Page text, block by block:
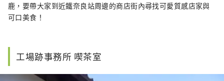
鹿，要帶大家到近鐵奈良站周邊的商店街內尋找可愛質感店家與
可口美食！
工場跡事務所 喫茶室